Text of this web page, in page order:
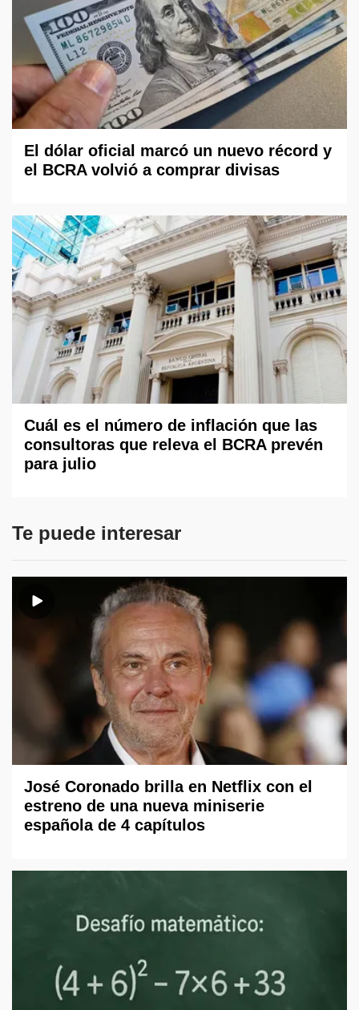
El dólar oficial marcó un nuevo récord y
el BCRA volvió a comprar divisas
Cuál es el número de inflación que las
consultoras que releva el BCRA prevén
para julio
Te puede interesar
José Coronado brilla en Netflix con el
estreno de una nueva miniserie
española de 4 capítulos